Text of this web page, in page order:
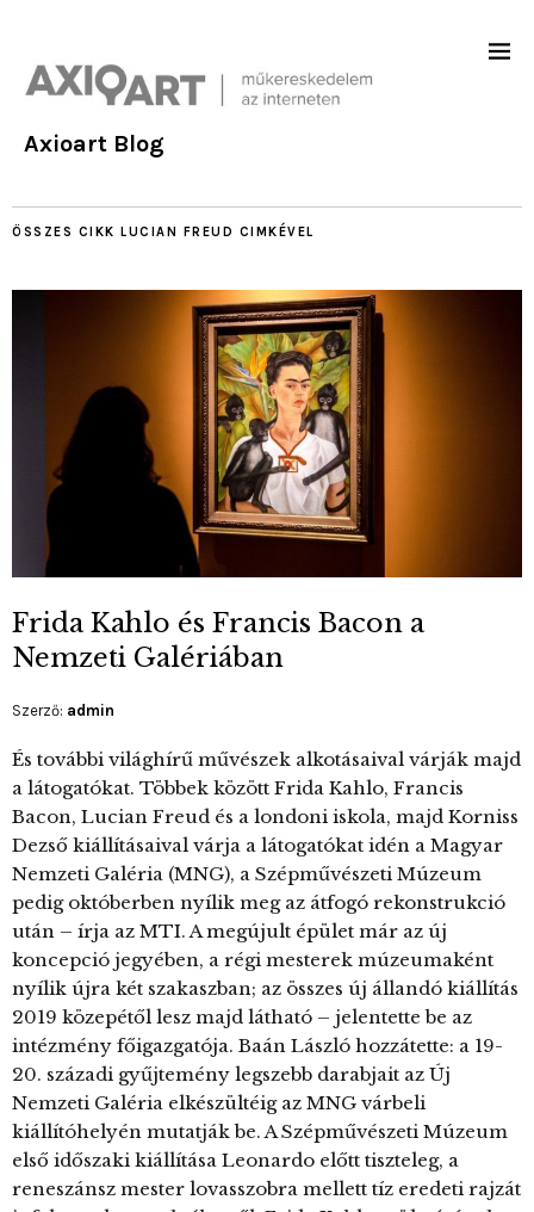
Axioart Blog
ÖSSZES CIKK LUCIAN FREUD CIMKÉVEL
Frida Kahlo és Francis Bacon a
Nemzeti Galériában
Szerző: admin
És további világhírű művészek alkotásaival várják majd
a látogatókat. Többek között Frida Kahlo, Francis
Bacon, Lucian Freud és a londoni iskola, majd Korniss
Dezső kiállításaival várja a látogatókat idén a Magyar
Nemzeti Galéria (MNG), a Szépművészeti Múzeum
pedig októberben nyílik meg az átfogó rekonstrukció
után – írja az MTI. A megújult épület már az új
koncepció jegyében, a régi mesterek múzeumaként
nyílik újra két szakaszban; az összes új állandó kiállítás
2019 közepétől lesz majd látható – jelentette be az
intézmény főigazgatója. Baán László hozzátette: a 19-
20. századi gyűjtemény legszebb darabjait az Új
Nemzeti Galéria elkészültéig az MNG várbeli
kiállítóhelyén mutatják be. A Szépművészeti Múzeum
első időszaki kiállítása Leonardo előtt tiszteleg, a
reneszánsz mester lovasszobra mellett tíz eredeti rajzát